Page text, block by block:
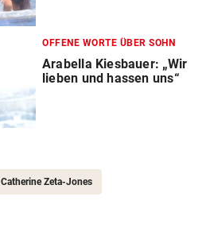
OFFENE WORTE ÜBER SOHN
Arabella Kiesbauer: „Wir
lieben und hassen uns“
Catherine Zeta-Jones